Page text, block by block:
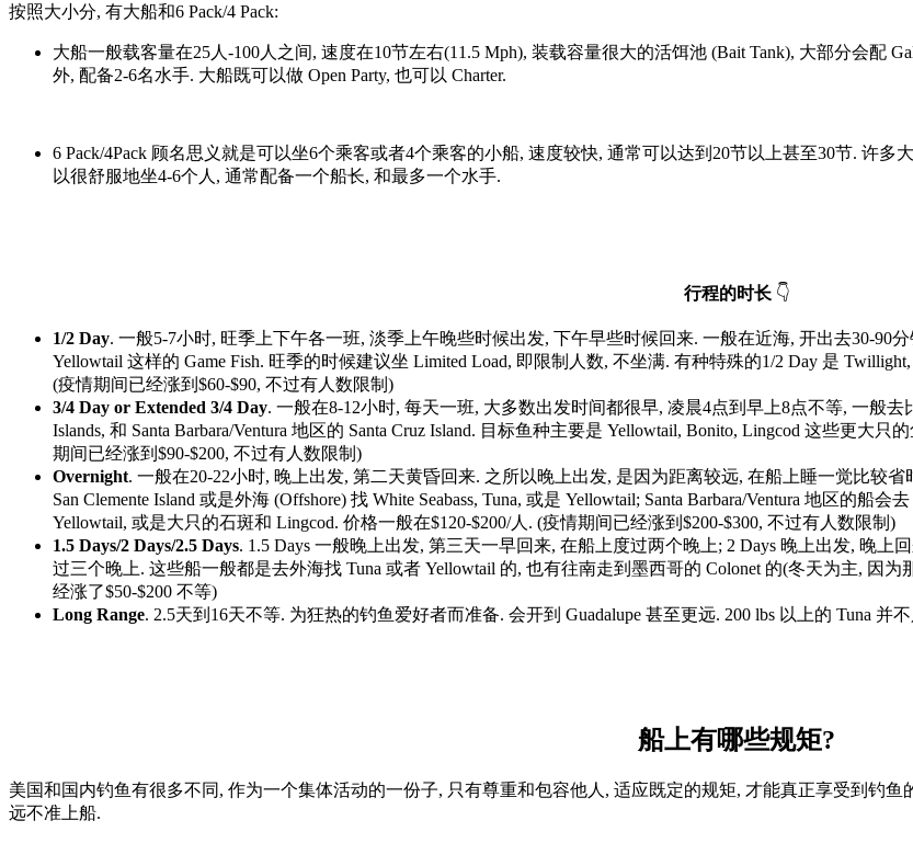
按照大小分, 有大船和6 Pack/4 Pack:
大船一般载客量在25人-100人之间, 速度在10节左右(11.5 Mph), 装载容量很大的活饵池 (Bait Tank), 大部分会配
外, 配备2-6名水手. 大船既可以做 Open Party, 也可以 Charter.
6 Pack/4Pack 顾名思义就是可以坐6个乘客或者4个乘客的小船, 速度较快, 通常可以达到20节以上甚至30节. 许
以很舒服地坐4-6个人, 通常配备一个船长, 和最多一个水手.
行程的时长 👇
1/2 Day. 一般5-7小时, 旺季上下午各一班, 淡季上午晚些时候出发, 下午早些时候回来. 一般在近海, 开出去30-90
Yellowtail 这样的 Game Fish. 旺季的时候建议坐 Limited Load, 即限制人数, 不坐满. 有种特殊的1/2 Day 是
(疫情期间已经涨到$60-$90, 不过有人数限制)
3/4 Day or Extended 3/4 Day. 一般在8-12小时, 每天一班, 大多数出发时间都很早, 凌晨4点到早上8点不等, 一般
Islands, 和 Santa Barbara/Ventura 地区的 Santa Cruz Island. 目标鱼种主要是 Yellowtail, Bonito, Lingcod 这些更大
期间已经涨到$90-$200, 不过有人数限制)
Overnight. 一般在20-22小时, 晚上出发, 第二天黄昏回来. 之所以晚上出发, 是因为距离较远, 在船上睡一觉比较
San Clemente Island 或是外海 (Offshore) 找 White Seabass, Tuna, 或是 Yellowtail; Santa Barbara/Ventura 地区的船会
Yellowtail, 或是大只的石斑和 Lingcod. 价格一般在$120-$200/人. (疫情期间已经涨到$200-$300, 不过有人数限制)
1.5 Days/2 Days/2.5 Days. 1.5 Days 一般晚上出发, 第三天一早回来, 在船上度过两个晚上; 2 Days 晚上出发, 晚
过三个晚上. 这些船一般都是去外海找 Tuna 或者 Yellowtail 的, 也有往南走到墨西哥的 Colonet 的(冬天为主, 因
经涨了$50-$200 不等)
Long Range. 2.5天到16天不等. 为狂热的钓鱼爱好者而准备. 会开到 Guadalupe 甚至更远. 200 lbs 以上的 Tuna 并
船上有哪些规矩?
美国和国内钓鱼有很多不同, 作为一个集体活动的一份子, 只有尊重和包容他人, 适应既定的规矩, 才能真正享受到钓
远不准上船.